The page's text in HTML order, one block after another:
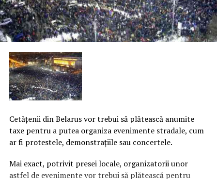
Cetăţenii din Belarus vor trebui să plătească anumite
taxe pentru a putea organiza evenimente stradale, cum
ar fi protestele, demonstraţiile sau concertele.
Mai exact, potrivit presei locale, organizatorii unor
astfel de evenimente vor trebui să plătească pentru